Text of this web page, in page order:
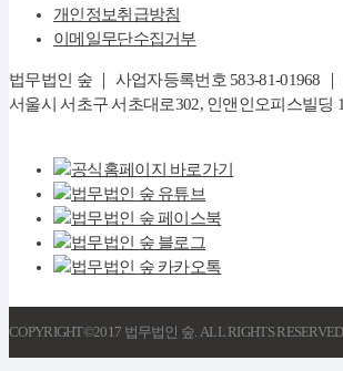
개인정보취급방침
이메일무단수집거부
법무법인 숲 ｜ 사업자등록번호 583-81-01968
서울시 서초구 서초대로302, 인앤인오피스빌딩
COPYRIGHT©2017 법무법인 숲. ALL RIGHTS RESERVED